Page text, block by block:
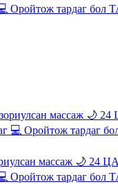
Оройтож тардаг бол
массаж 🌙
Оройтож тардаг бол